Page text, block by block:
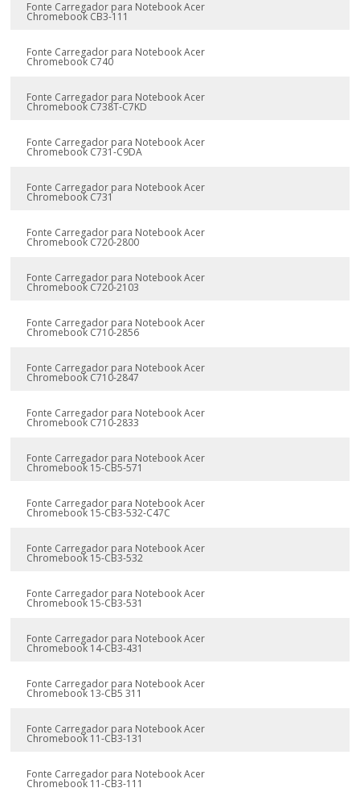
Fonte Carregador para Notebook Acer
Chromebook CB3-111
Fonte Carregador para Notebook Acer
Chromebook C740
Fonte Carregador para Notebook Acer
Chromebook C738T-C7KD
Fonte Carregador para Notebook Acer
Chromebook C731-C9DA
Fonte Carregador para Notebook Acer
Chromebook C731
Fonte Carregador para Notebook Acer
Chromebook C720-2800
Fonte Carregador para Notebook Acer
Chromebook C720-2103
Fonte Carregador para Notebook Acer
Chromebook C710-2856
Fonte Carregador para Notebook Acer
Chromebook C710-2847
Fonte Carregador para Notebook Acer
Chromebook C710-2833
Fonte Carregador para Notebook Acer
Chromebook 15-CB5-571
Fonte Carregador para Notebook Acer
Chromebook 15-CB3-532-C47C
Fonte Carregador para Notebook Acer
Chromebook 15-CB3-532
Fonte Carregador para Notebook Acer
Chromebook 15-CB3-531
Fonte Carregador para Notebook Acer
Chromebook 14-CB3-431
Fonte Carregador para Notebook Acer
Chromebook 13-CB5 311
Fonte Carregador para Notebook Acer
Chromebook 11-CB3-131
Fonte Carregador para Notebook Acer
Chromebook 11-CB3-111